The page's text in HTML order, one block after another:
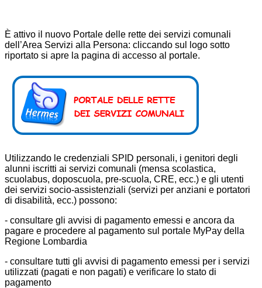
È attivo il nuovo Portale delle rette dei servizi comunali
dell’Area Servizi alla Persona: cliccando sul logo sotto
riportato si apre la pagina di accesso al portale.
Utilizzando le credenziali SPID personali, i genitori degli
alunni iscritti ai servizi comunali (mensa scolastica,
scuolabus, doposcuola, pre-scuola, CRE, ecc.) e gli utenti
dei servizi socio-assistenziali (servizi per anziani e portatori
di disabilità, ecc.) possono:
- consultare gli avvisi di pagamento emessi e ancora da
pagare e procedere al pagamento sul portale MyPay della
Regione Lombardia
- consultare tutti gli avvisi di pagamento emessi per i servizi
utilizzati (pagati e non pagati) e verificare lo stato di
pagamento